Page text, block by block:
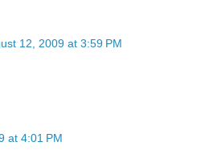
12, 2009 at 3:59 PM
at 4:01 PM